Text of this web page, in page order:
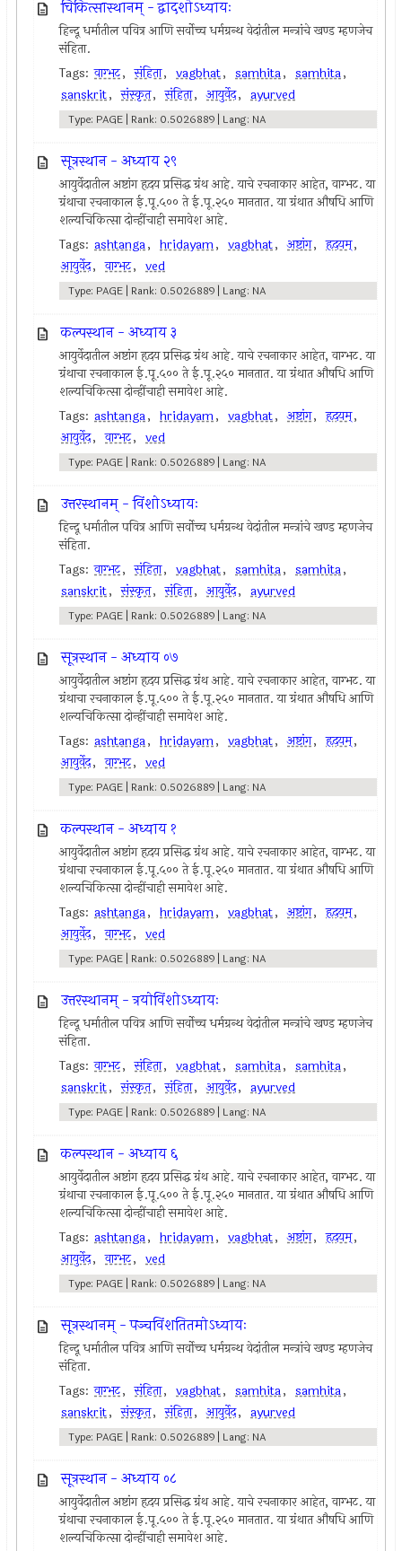
चिकित्सास्थानम् - द्वादशोऽध्यायः
हिन्दू धर्मातील पवित्र आणि सर्वोच्च धर्मग्रन्थ वेदांतील मन्त्रांचे खण्ड म्हणजेच
संहिता.
Tags: वाग्भट, संहिता, vagbhat, samhita, samhita,
sanskrit, संस्कृत, संहिता, आयुर्वेद, ayurved
Type: PAGE | Rank: 0.5026889 | Lang: NA
सूत्रस्थान - अध्याय २९
आयुर्वेदातील अष्टांग हृदय प्रसिद्ध ग्रंथ आहे. याचे रचनाकार आहेत, वाग्भट. या
ग्रंथाचा रचनाकाल ई.पू.५०० ते ई.पू.२५० मानतात. या ग्रंथात औषधि आणि
शल्यचिकित्सा दोन्हींचाही समावेश आहे.
Tags: ashtanga, hridayam, vagbhat, अष्टांग, हृदयम्,
आयुर्वेद, वाग्भट, ved
Type: PAGE | Rank: 0.5026889 | Lang: NA
कल्पस्थान - अध्याय ३
आयुर्वेदातील अष्टांग हृदय प्रसिद्ध ग्रंथ आहे. याचे रचनाकार आहेत, वाग्भट. या
ग्रंथाचा रचनाकाल ई.पू.५०० ते ई.पू.२५० मानतात. या ग्रंथात औषधि आणि
शल्यचिकित्सा दोन्हींचाही समावेश आहे.
Tags: ashtanga, hridayam, vagbhat, अष्टांग, हृदयम्,
आयुर्वेद, वाग्भट, ved
Type: PAGE | Rank: 0.5026889 | Lang: NA
उत्तरस्थानम् - विंशोऽध्यायः
हिन्दू धर्मातील पवित्र आणि सर्वोच्च धर्मग्रन्थ वेदांतील मन्त्रांचे खण्ड म्हणजेच
संहिता.
Tags: वाग्भट, संहिता, vagbhat, samhita, samhita,
sanskrit, संस्कृत, संहिता, आयुर्वेद, ayurved
Type: PAGE | Rank: 0.5026889 | Lang: NA
सूत्रस्थान - अध्याय ०७
आयुर्वेदातील अष्टांग हृदय प्रसिद्ध ग्रंथ आहे. याचे रचनाकार आहेत, वाग्भट. या
ग्रंथाचा रचनाकाल ई.पू.५०० ते ई.पू.२५० मानतात. या ग्रंथात औषधि आणि
शल्यचिकित्सा दोन्हींचाही समावेश आहे.
Tags: ashtanga, hridayam, vagbhat, अष्टांग, हृदयम्,
आयुर्वेद, वाग्भट, ved
Type: PAGE | Rank: 0.5026889 | Lang: NA
कल्पस्थान - अध्याय १
आयुर्वेदातील अष्टांग हृदय प्रसिद्ध ग्रंथ आहे. याचे रचनाकार आहेत, वाग्भट. या
ग्रंथाचा रचनाकाल ई.पू.५०० ते ई.पू.२५० मानतात. या ग्रंथात औषधि आणि
शल्यचिकित्सा दोन्हींचाही समावेश आहे.
Tags: ashtanga, hridayam, vagbhat, अष्टांग, हृदयम्,
आयुर्वेद, वाग्भट, ved
Type: PAGE | Rank: 0.5026889 | Lang: NA
उत्तरस्थानम् - त्रयोविंशोऽध्यायः
हिन्दू धर्मातील पवित्र आणि सर्वोच्च धर्मग्रन्थ वेदांतील मन्त्रांचे खण्ड म्हणजेच
संहिता.
Tags: वाग्भट, संहिता, vagbhat, samhita, samhita,
sanskrit, संस्कृत, संहिता, आयुर्वेद, ayurved
Type: PAGE | Rank: 0.5026889 | Lang: NA
कल्पस्थान - अध्याय ६
आयुर्वेदातील अष्टांग हृदय प्रसिद्ध ग्रंथ आहे. याचे रचनाकार आहेत, वाग्भट. या
ग्रंथाचा रचनाकाल ई.पू.५०० ते ई.पू.२५० मानतात. या ग्रंथात औषधि आणि
शल्यचिकित्सा दोन्हींचाही समावेश आहे.
Tags: ashtanga, hridayam, vagbhat, अष्टांग, हृदयम्,
आयुर्वेद, वाग्भट, ved
Type: PAGE | Rank: 0.5026889 | Lang: NA
सूत्रस्थानम् - पञ्चविंशतितमोऽध्यायः
हिन्दू धर्मातील पवित्र आणि सर्वोच्च धर्मग्रन्थ वेदांतील मन्त्रांचे खण्ड म्हणजेच
संहिता.
Tags: वाग्भट, संहिता, vagbhat, samhita, samhita,
sanskrit, संस्कृत, संहिता, आयुर्वेद, ayurved
Type: PAGE | Rank: 0.5026889 | Lang: NA
सूत्रस्थान - अध्याय ०८
आयुर्वेदातील अष्टांग हृदय प्रसिद्ध ग्रंथ आहे. याचे रचनाकार आहेत, वाग्भट. या
ग्रंथाचा रचनाकाल ई.पू.५०० ते ई.पू.२५० मानतात. या ग्रंथात औषधि आणि
शल्यचिकित्सा दोन्हींचाही समावेश आहे.